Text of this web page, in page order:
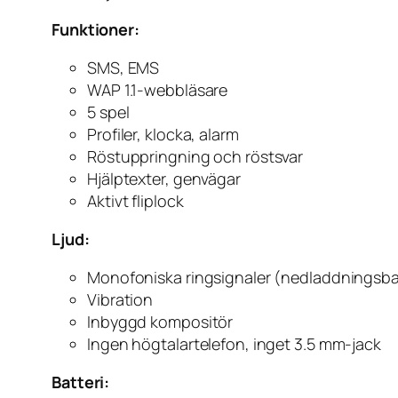
Funktioner:
SMS, EMS
WAP 1.1-webbläsare
5 spel
Profiler, klocka, alarm
Röstuppringning och röstsvar
Hjälptexter, genvägar
Aktivt fliplock
Ljud:
Monofoniska ringsignaler
Vibration
Inbyggd kompositör
Ingen högtalartelefon, inget 3.5 mm-jack
Batteri: